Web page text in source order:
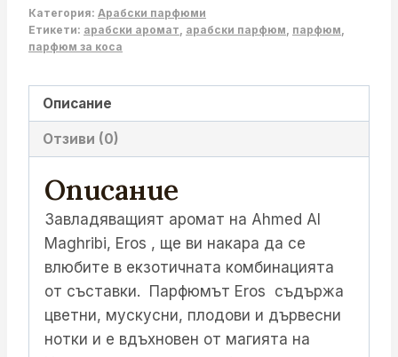
Категория: Арабски парфюми
Етикети: арабски аромат арабски парфюм парфюм
парфюм за коса
Описание
Отзиви (0)
Описание
Завладяващият аромат на Ahmed Al
Maghribi, Eros , ще ви накара да се
влюбите в екзотичната комбинацията
от съставки. Парфюмът Eros съдържа
цветни, мускусни, плодови и дървесни
нотки и е вдъхновен от магията на